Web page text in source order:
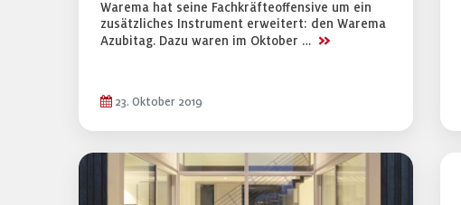
Warema hat seine Fachkräfteoffensive um ein
zusätzliches Instrument erweitert: den Warema
Azubitag. Dazu waren im Oktober … >>
23. Oktober 2019